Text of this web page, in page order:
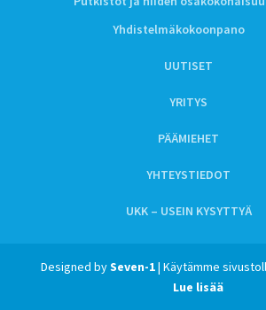
Yhdistelmäkokoonpano
UUTISET
YRITYS
PÄÄMIEHET
YHTEYSTIEDOT
UKK – USEIN KYSYTTYÄ
Designed bySeven-1| Käytämme
Lue lisää